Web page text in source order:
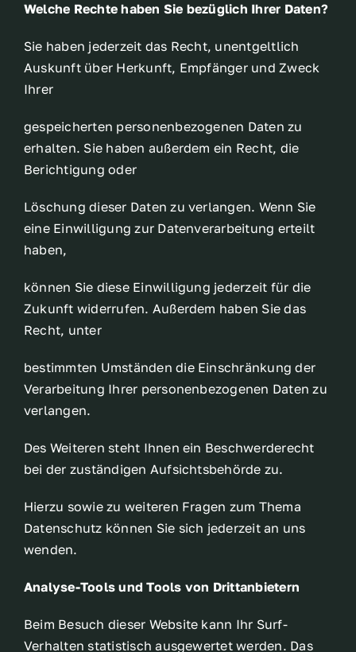
Welche Rechte haben Sie bezüglich Ihrer Daten?
Sie haben jederzeit das Recht, unentgeltlich
Auskunft über Herkunft, Empfänger und Zweck
Ihrer
gespeicherten personenbezogenen Daten zu
erhalten. Sie haben außerdem ein Recht, die
Berichtigung oder
Löschung dieser Daten zu verlangen. Wenn Sie
eine Einwilligung zur Datenverarbeitung erteilt
haben,
können Sie diese Einwilligung jederzeit für die
Zukunft widerrufen. Außerdem haben Sie das
Recht, unter
bestimmten Umständen die Einschränkung der
Verarbeitung Ihrer personenbezogenen Daten zu
verlangen.
Des Weiteren steht Ihnen ein Beschwerderecht
bei der zuständigen Aufsichtsbehörde zu.
Hierzu sowie zu weiteren Fragen zum Thema
Datenschutz können Sie sich jederzeit an uns
wenden.
Analyse-Tools und Tools von Drittanbietern
Beim Besuch dieser Website kann Ihr Surf-
Verhalten statistisch ausgewertet werden. Das